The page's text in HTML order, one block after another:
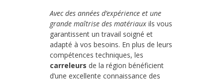
Avec des années d’expérience et une
grande maîtrise des matériaux ils vous
garantissent un travail soigné et
adapté à vos besoins. En plus de leurs
compétences techniques, les
carreleurs de la région bénéficient
d’une excellente connaissance des